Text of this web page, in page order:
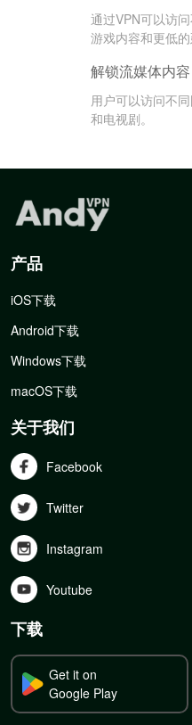
通过VPN可以访
游戏内容和更低的
解锁流媒体内容
用户可以访问不
和电视剧。
产品
iOS下载
Android下载
Windows下载
macOS下载
关于我们
Facebook
Twitter
Instagram
Youtube
下载
Get it on
Google Play